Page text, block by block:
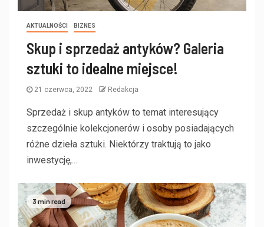
AKTUALNOŚCI BIZNES
Skup i sprzedaż antyków? Galeria
sztuki to idealne miejsce!
21 czerwca, 2022 Redakcja
Sprzedaż i skup antyków to temat interesujący
szczególnie kolekcjonerów i osoby posiadających
różne dzieła sztuki. Niektórzy traktują to jako
inwestycję,...
3 min read